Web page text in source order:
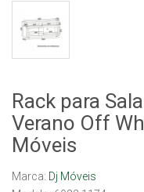
Rack para
Verano Off
Móveis
Marca: Dj Móveis